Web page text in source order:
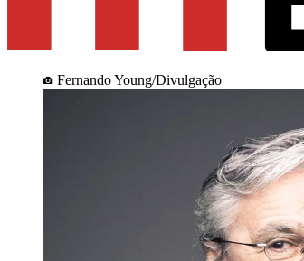
Fernando Young/Divulgação